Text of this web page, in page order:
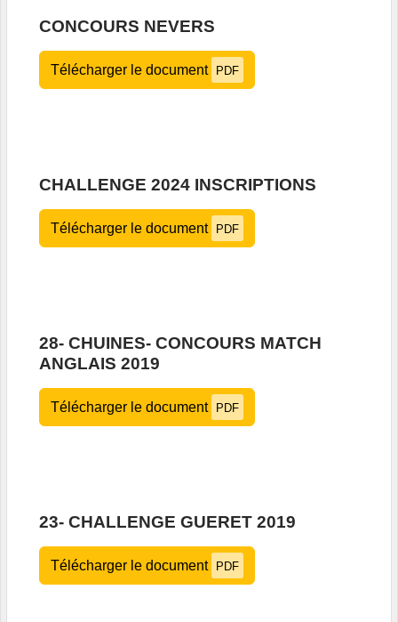
CONCOURS NEVERS
Télécharger le document PDF
CHALLENGE 2024 INSCRIPTIONS
Télécharger le document PDF
28- CHUINES- CONCOURS MATCH
ANGLAIS 2019
Télécharger le document PDF
23- CHALLENGE GUERET 2019
Télécharger le document PDF